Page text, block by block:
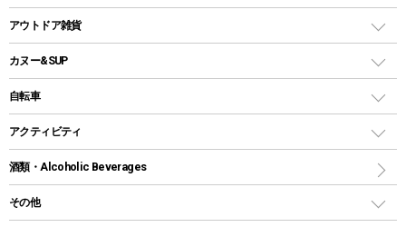
パラソル
テントアクセサリー
ペグ
グランドシート
ガイドロープ
ツール
鉄板、アミ
焚き火台&ストーブ
火起こし
バーベキューツール
クッカーセット
シェラカップ
クッキングツール
ナイフ
カトラリー
コップ付きタイプ
ワンタッチタイプ
プラスチックボトル
ディズニーボトル
クーラーバッグ
ウォータージャグ
保冷剤
アウトドアキャリー
アウトドア雑貨
バックパック&バッグ
リュック、バックパック
トートバッグ、サコッシュ
ショッピングキャリー
その他アウトドア雑貨
カヌー&SUP
インフレータブル
カヤック
パドル
自転車
折りたたみ自転車
スポーツサイクル
シティサイクル
アクティビティ
マリン
ラッシュガード
酒類・Alcoholic Beverages
その他